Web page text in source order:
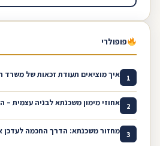
פופולרי
1 איך מוציאים תעודת זכאות של משרד
2 אחוזי מימון משכנתא לבניה עצמית –
3 מחזור משכנתא: הדרך החכמה לעדכן